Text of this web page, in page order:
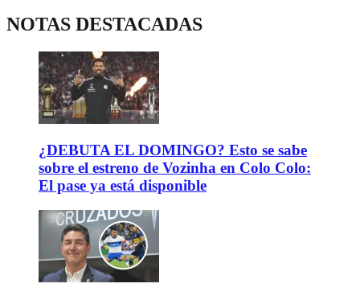
NOTAS DESTACADAS
¿DEBUTA EL DOMINGO? Esto se sabe
sobre el estreno de Vozinha en Colo Colo:
El pase ya está disponible